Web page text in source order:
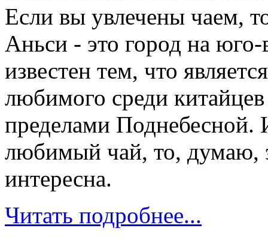
Если вы увлечены чаем,
Аньси - это город на юго-
известен тем, что
любимого среди
пределами Поднебесной.
любимый чай, то, думаю,
интересна.
Читать подробнее...